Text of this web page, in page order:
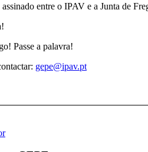
entre o IPAV e a Junta de
Passe a palavra!
gepe@ipav.pt